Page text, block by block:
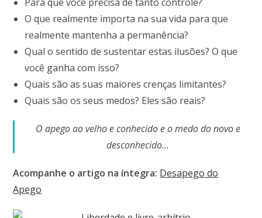
O que realmente importa na sua vida para que
realmente mantenha a permanência?
Qual o sentido de sustentar estas ilusões? O que
você ganha com isso?
Quais são as suas maiores crenças limitantes?
Quais são os seus medos? Eles são reais?
O apego ao velho e conhecido e o medo do novo e
desconhecido…
Acompanhe o artigo na íntegra: Desapego do
Apego